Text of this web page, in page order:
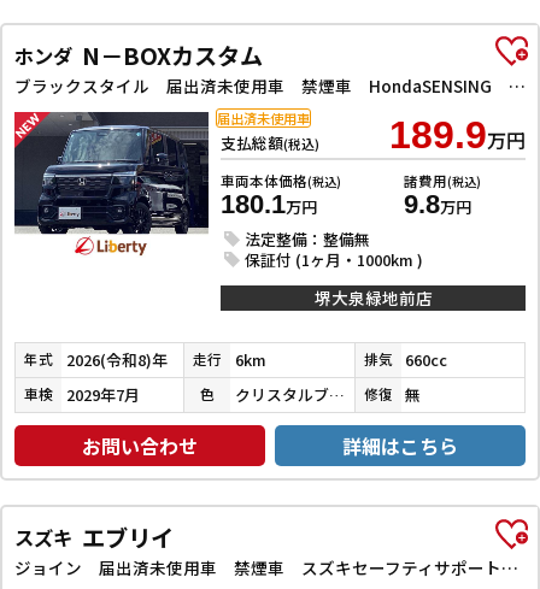
ホンダ N－BOXカスタム
ブラックスタイル 届出済未使用車 禁煙車 HondaSENSING 両側自動ドア アダプティブクルーズコントロール 電子パーキング 前席シートヒーター LEDヘッドライト スマートキー プッシュスタート 純正アルミ
支払総額(税込) 189.9万円
車両本体価格(税込)
180.1万円
諸費用(税込)
9.8万円
法定整備：整備無
保証付 (1ヶ月・1000km )
届出済未使用車
堺大泉緑地前店
年式 2026(令和8)年 走行 6km 排気 660cc
車検 2029年7月 色 クリスタルブラックパール 修復 無
お問い合わせ 詳細はこちら
スズキ エブリイ
ジョイン 届出済未使用車 禁煙車 スズキセーフティサポート LEDヘッドライト 両側スライドドア スマートキー プッシュスタート 障害物センサー 運転席シートヒーター 電動格納ミラー